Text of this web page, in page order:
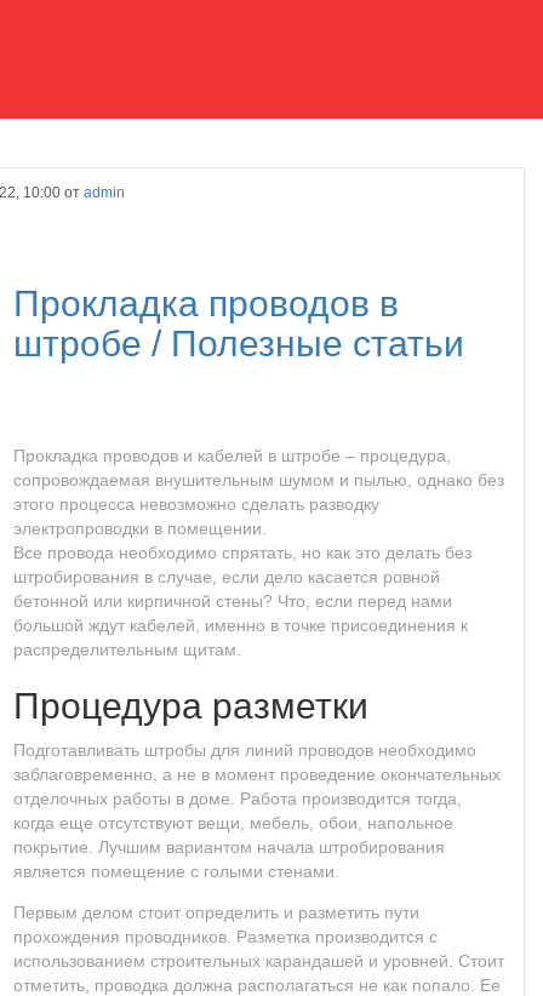
10:00 от admin
Прокладка проводов в
штробе / Полезные статьи
Прокладка проводов и кабелей в штробе – процедура,
сопровождаемая внушительным шумом и пылью, однако без
этого процесса невозможно сделать разводку
электропроводки в помещении.
Все провода необходимо спрятать, но как это делать без
штробирования в случае, если дело касается ровной
бетонной или кирпичной стены? Что, если перед нами
большой ждут кабелей, именно в точке присоединения к
распределительным щитам.
Процедура разметки
Подготавливать штробы для линий проводов необходимо
заблаговременно, а не в момент проведение окончательных
отделочных работы в доме. Работа производится тогда,
когда еще отсутствуют вещи, мебель, обои, напольное
покрытие. Лучшим вариантом начала штробирования
является помещение с голыми стенами.
Первым делом стоит определить и разметить пути
прохождения проводников. Разметка производится с
использованием строительных карандашей и уровней. Стоит
отметить, проводка должна располагаться не как попало. Ее